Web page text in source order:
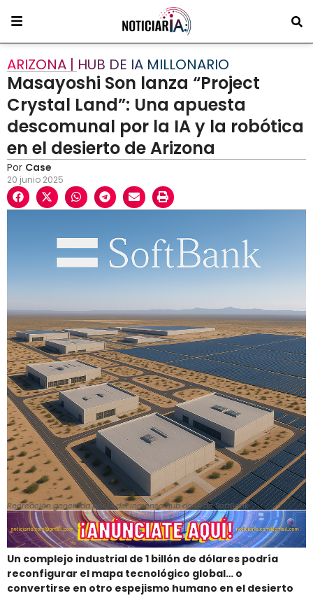
ARIZONA | HUB DE IA MILLONARIO
Masayoshi Son lanza “Project
Crystal Land”: Una apuesta
descomunal por la IA y la robótica
en el desierto de Arizona
Por Case
20 junio 2025
Recreación generada por IA del inmenso hub de IA de SoftBank
Un complejo industrial de 1 billón de dólares podría
reconfigurar el mapa tecnológico global… o
convertirse en otro espejismo humano en el desierto